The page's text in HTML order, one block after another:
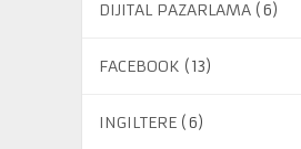
DIJITAL PAZARLAMA(6)
FACEBOOK (13)
INGILTERE(6)